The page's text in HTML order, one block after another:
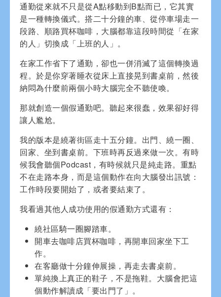
通勤從來就不只是從A點移動到B點而已，它其實
是一種轉換儀式。搭二十分鐘的車、從停車場走一
段路、順路買杯咖啡，大腦都靠這段時間從「在家
的人」切換成「上班的人」。
在家工作省下了通勤，卻也一併消滅了這個轉換過
程。於是你穿著睡衣從床上直接晃到書桌前，然後
納悶為什麼前兩個小時大腦完全不聽使喚。
那就創造一個假通勤吧。聽起來很蠢，效果卻好得
讓人尷尬。
我的版本是繞著街區走十五分鐘。出門、繞一圈、
回家、坐到書桌前。下班時再反過來做一次。有時
候我會聽個Podcast，有時候就只是純走路。重點
不在走路本身，而是這個動作在向大腦發出訊號：
工作時段要開始了，或者要結束了。
我看過其他人成功使用的假通勤方式還有：
繞社區騎一圈腳踏車。
開車去咖啡店買杯咖啡，再開車回家坐下工
作。
在客廳做十分鐘伸展操，再走去書桌前。
單純換上真正的鞋子，不是拖鞋。大腦會把這
個動作解讀成「要出門了」。